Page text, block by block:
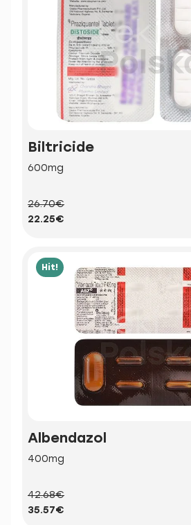
Biltricide
600mg
26.70€
22.25€
Hit!
Albendazol
400mg
42.68€
35.57€